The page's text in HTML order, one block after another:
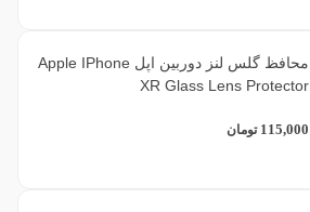
محافظ گلس لنز دوربین اپل Apple IPhone
XR Glass Lens Protector
115,000 تومان